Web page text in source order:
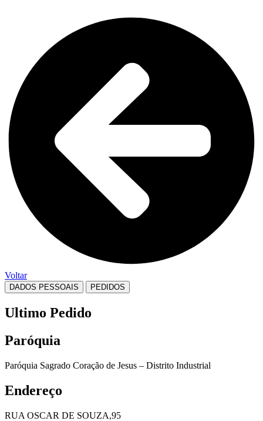
Voltar
DADOS PESSOAIS PEDIDOS
Ultimo Pedido
Paróquia
Paróquia Sagrado Coração de Jesus – Distrito Industrial
Endereço
RUA OSCAR DE SOUZA,95